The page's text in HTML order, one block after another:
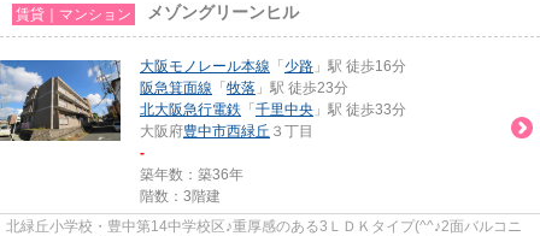
賃貸｜マンション メゾングリーンヒル
大阪モノレール本線 「 少路 」駅 徒歩16分
阪急箕面線 「 牧落 」駅 徒歩23分
北大阪急行電鉄 「 千里中央 」駅 徒歩33分
大阪府豊中市西緑丘 ３丁目
-
築年数：築36年
階数：3階建
北緑丘小学校・豊中第14中学校区♪重厚感のある3ＬＤＫタイプ(^^♪2面バルコニ